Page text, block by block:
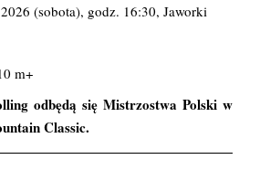
(sobota), godz. 16:30, Jaworki
m+
odbędą się Mistrzostwa Polski w
Classic.